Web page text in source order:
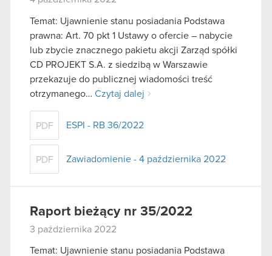
Temat: Ujawnienie stanu posiadania Podstawa
prawna: Art. 70 pkt 1 Ustawy o ofercie – nabycie
lub zbycie znacznego pakietu akcji Zarząd spółki
CD PROJEKT S.A. z siedzibą w Warszawie
przekazuje do publicznej wiadomości treść
otrzymanego… Czytaj dalej
PDF ESPI - RB 36/2022
PDF Zawiadomienie - 4 października 2022
Raport bieżący nr 35/2022
3 października 2022
Temat: Ujawnienie stanu posiadania Podstawa